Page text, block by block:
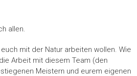
allen.
mit der Natur arbeiten wollen. Wie
Arbeit mit diesem Team (den
Meistern und eurem eigenen